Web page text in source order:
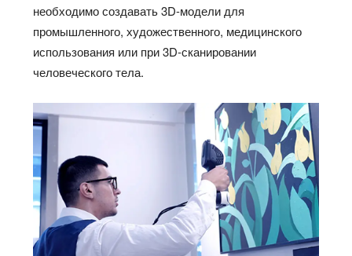
необходимо создавать 3D-модели для
промышленного, художественного, медицинского
использования или при 3D-сканировании
человеческого тела.